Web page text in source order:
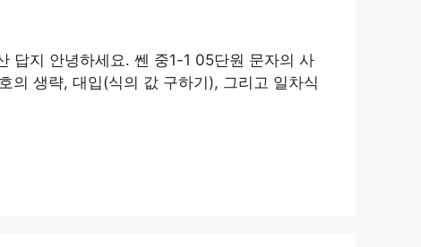
답지 안녕하세요. 쎈 중1-1 05단원 문자의 사
의 생략, 대입(식의 값 구하기), 그리고 일차식